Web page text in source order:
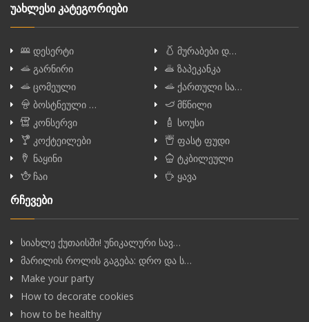
უახლესი კატეგორიები
დესერტი
მურაბები დ…
გარნირი
ზაპეკანკა
ცომეული
ქართული სა…
ბოსტნეული …
მწნილი
კონსერვი
სოუსი
კოქტეილები
ფასტ ფუდი
ნაყინი
ტკბილეული
ჩაი
ყავა
რჩევები
სიახლე ქუთაისში! უნიკალური სავ…
მარილის როლის გაგება: დრო და ს…
Make your party
How to decorate cookies
how to be healthy